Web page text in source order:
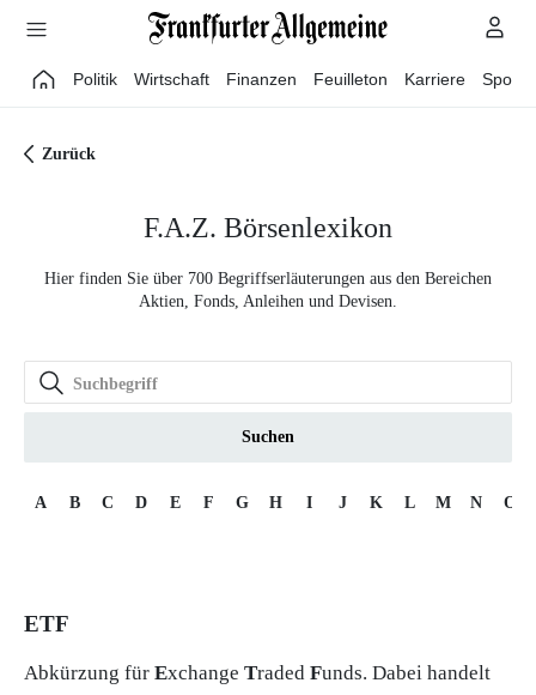
Direkt zum Hauptinhalt
Politik Wirtschaft Finanzen Feuilleton Karriere Sport
Zurück
F.A.Z. Börsenlexikon
Hier finden Sie über 700 Begriffserläuterungen aus den Bereichen
Aktien, Fonds, Anleihen und Devisen.
Suchen
A B C D E F G H I J K L M N O
ETF
Abkürzung für Exchange Traded Funds. Dabei handelt